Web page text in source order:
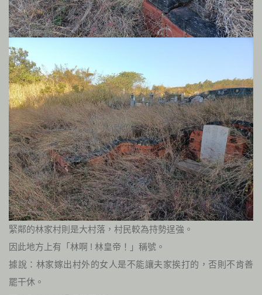
緊鄰的林家村則是大村落，村民較為持勢逞強。
因此地方上有「林啊 ! 林皇帝！」稱號。
據說：林家嫁出村外的女人是不能讓夫家挨打的，否則不肯善
罷干休。